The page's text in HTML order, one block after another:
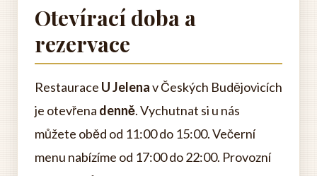
Otevírací doba a
rezervace
Restaurace U Jelenav Českých Budějovicích
je otevřena denně. Vychutnat si u nás
můžete oběd od 11:00 do 15:00. Večerní
menu nabízíme od 17:00 do 22:00. Provozní